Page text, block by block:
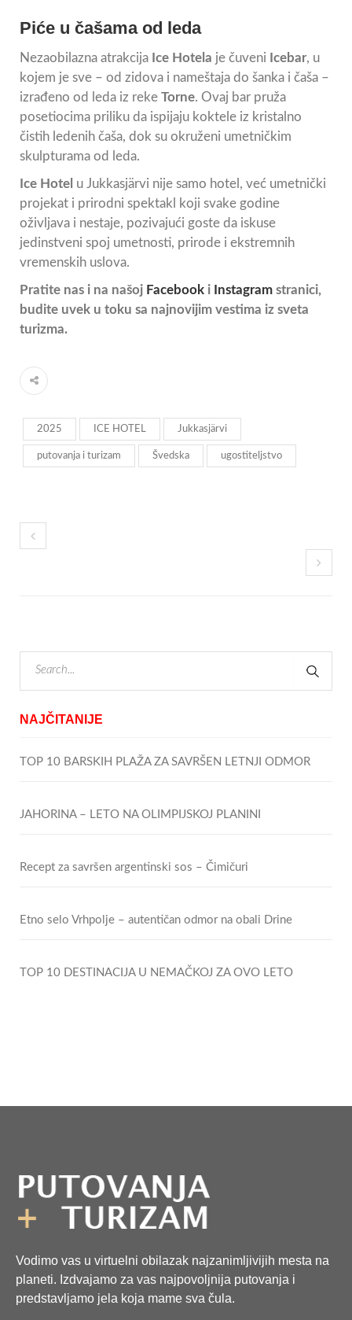
Piće u čašama od leda
Nezaobilazna atrakcija Ice Hotela je čuveni Icebar, u
kojem je sve – od zidova i nameštaja do šanka i čaša –
izrađeno od leda iz reke Torne. Ovaj bar pruža
posetiocima priliku da ispijaju koktele iz kristalno
čistih ledenih čaša, dok su okruženi umetničkim
skulpturama od leda.
Ice Hotel u Jukkasjärvi nije samo hotel, već umetnički
projekat i prirodni spektakl koji svake godine
oživljava i nestaje, pozivajući goste da iskuse
jedinstveni spoj umetnosti, prirode i ekstremnih
vremenskih uslova.
Pratite nas i na našoj Facebook i Instagram stranici,
budite uvek u toku sa najnovijim vestima iz sveta
turizma.
2025 ICE HOTEL Jukkasjärvi
putovanja i turizam Švedska ugostiteljstvo
NAJČITANIJE
TOP 10 BARSKIH PLAŽA ZA SAVRŠEN LETNJI ODMOR
JAHORINA – LETO NA OLIMPIJSKOJ PLANINI
Recept za savršen argentinski sos – Čimičuri
Etno selo Vrhpolje – autentičan odmor na obali Drine
TOP 10 DESTINACIJA U NEMAČKOJ ZA OVO LETO
Vodimo vas u virtuelni obilazak najzanimljivijih mesta na
planeti. Izdvajamo za vas najpovoljnija putovanja i
predstavljamo jela koja mame sva čula.